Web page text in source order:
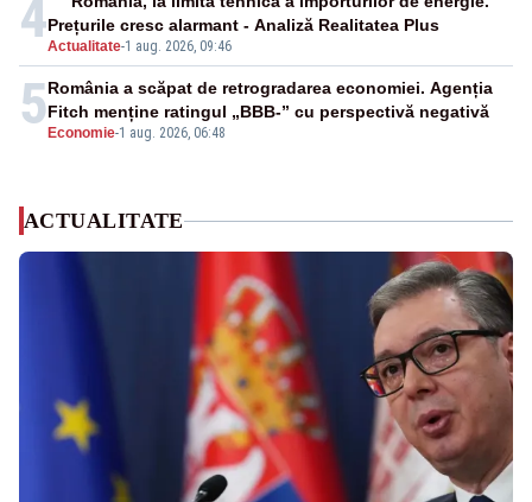
4Actualitate-1 aug. 2026, 09:46
Prețurile cresc alarmant - Analiză Realitatea Plus
5 Economie-1 aug. 2026, 06:48
România a scăpat de retrogradarea economiei. Agenția
Fitch menține ratingul „BBB-” cu perspectivă negativă
ACTUALITATE